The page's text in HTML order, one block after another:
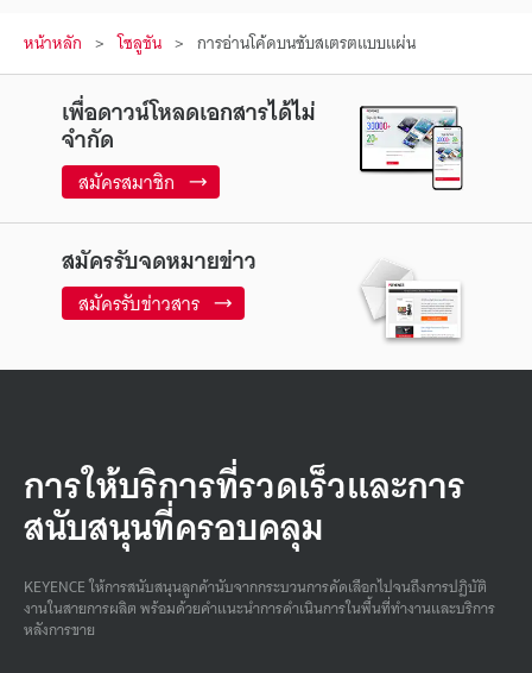
หน้าหลัก โซลูชัน การอ่านโค้ดบนซับสเตรตแบบแผ่น
เพื่อดาวน์โหลดเอกสารได้ไม่
จำกัด
สมัครสมาชิก
สมัครรับจดหมายข่าว
สมัครรับข่าวสาร
การให้บริการที่รวดเร็วและการ
สนับสนุนที่ครอบคลุม
KEYENCE ให้การสนับสนุนลูกค้านับจากกระบวนการคัดเลือกไปจนถึงการปฏิบัติ
งานในสายการผลิต พร้อมด้วยคําแนะนําการดําเนินการในพื้นที่ทํางานและบริการ
หลังการขาย